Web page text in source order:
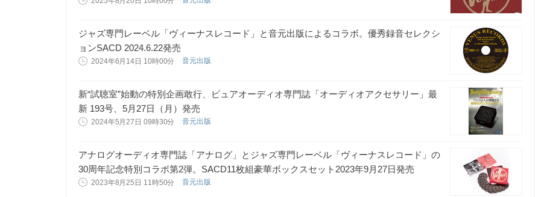
ジャズ専門レーベル「ヴィーナスレコード」と音元出版によるコラボ。優秀録音セレクシ
ョンSACD 2024.6.22発売
2024年6月14日 10時00分 音元出版
新“試聴室”始動の特別企画敢行、ピュアオーディオ専門誌「オーディオアクセサリー」最
新 193号、5月27日（月）発売
2024年5月27日 09時30分 音元出版
アナログオーディオ専門誌「アナログ」とジャズ専門レーベル「ヴィーナスレコード」の
30周年記念特別コラボ第2弾。SACD11枚組豪華ボックスセット2023年9月27日発売
2023年8月25日 11時50分 音元出版